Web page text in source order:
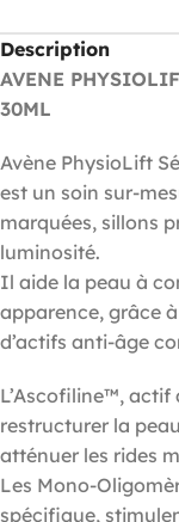
Description
AVENE
30ML
Avène PhysioLift
est un soin sur-
marquées, sillons
luminosité.
Il aide la peau à
apparence, grâce
d’actifs anti-âge
L’Ascofiline™, actif
restructurer la
atténuer les rides
Les Mono-
spécifique,